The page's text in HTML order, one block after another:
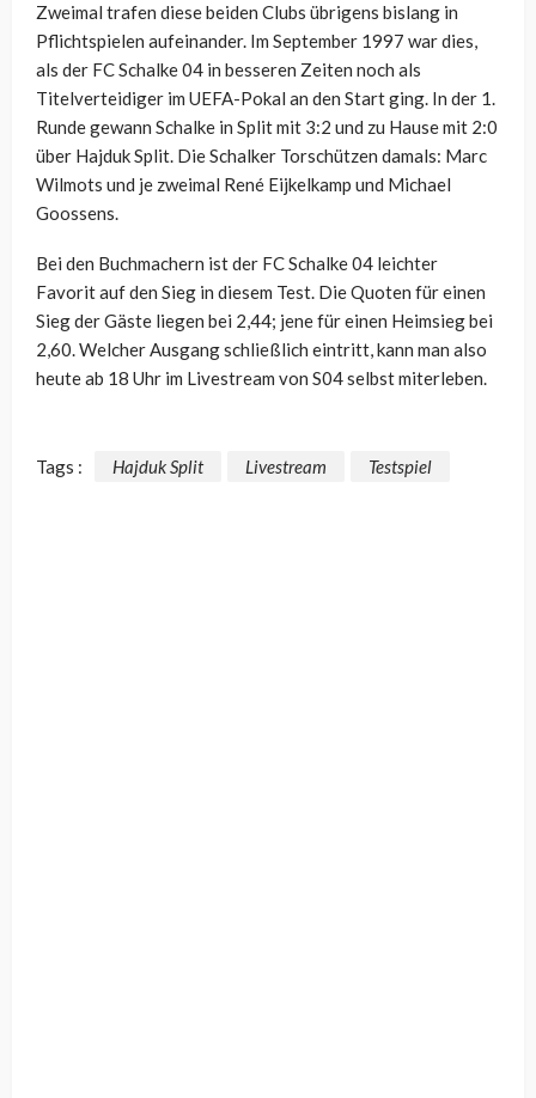
Zweimal trafen diese beiden Clubs übrigens bislang in
Pflichtspielen aufeinander. Im September 1997 war dies,
als der FC Schalke 04 in besseren Zeiten noch als
Titelverteidiger im UEFA-Pokal an den Start ging. In der 1.
Runde gewann Schalke in Split mit 3:2 und zu Hause mit 2:0
über Hajduk Split. Die Schalker Torschützen damals: Marc
Wilmots und je zweimal René Eijkelkamp und Michael
Goossens.
Bei den Buchmachern ist der FC Schalke 04 leichter
Favorit auf den Sieg in diesem Test. Die Quoten für einen
Sieg der Gäste liegen bei 2,44; jene für einen Heimsieg bei
2,60. Welcher Ausgang schließlich eintritt, kann man also
heute ab 18 Uhr im Livestream von S04 selbst miterleben.
Tags : Hajduk Split Livestream Testspiel